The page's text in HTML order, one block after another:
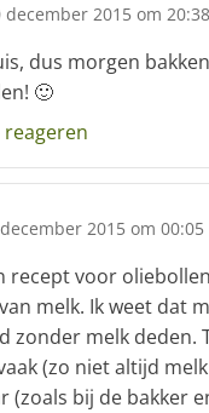
december 2015 om 20:38
dus morgen
🙂
2015 om 00:05
recept voor
melk. Ik weet dat
zonder melk deden.
(zo niet altijd
(zoals bij de bakker